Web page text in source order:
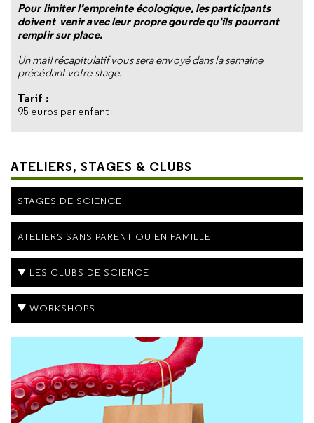
Pour limiter l'empreinte écologique, les participants
doivent venir avec leur propre gourde qu'ils pourront
remplir sur place.
Un mail récapitulatif vous sera envoyé dans la semaine
précédant votre stage.
Tarif :
95 euros par enfant
ATELIERS, STAGES & CLUBS
STAGES DE SCIENCE
ATELIERS SANS PARENT OU EN FAMILLE
LES CLUBS DE SCIENCE
WORKSHOPS